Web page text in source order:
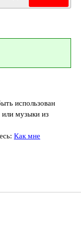
использован
или музыки из
Как мне